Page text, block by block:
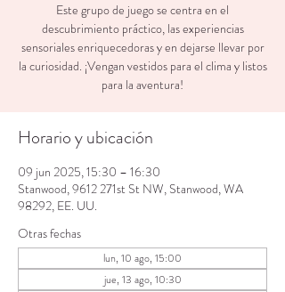
Este grupo de juego se centra en el
descubrimiento práctico, las experiencias
sensoriales enriquecedoras y en dejarse llevar por
la curiosidad. ¡Vengan vestidos para el clima y listos
para la aventura!
Horario y ubicación
09 jun 2025, 15:30 – 16:30
Stanwood, 9612 271st St NW, Stanwood, WA
98292, EE. UU.
Otras fechas
lun, 10 ago, 15:00
jue, 13 ago, 10:30